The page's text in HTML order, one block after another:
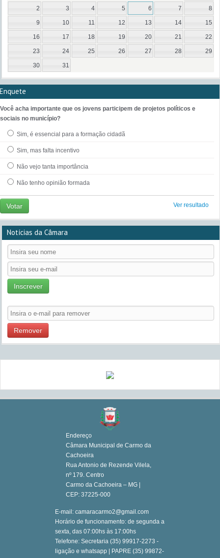
2 3 4 5 6 7 8
9 10 11 12 13 14 15
16 17 18 19 20 21 22
23 24 25 26 27 28 29
30 31
Enquete
Você acha importante que os jovens participem de projetos políticos e
sociais no município?
Sim, é essencial para a formação cidadã
Sim, mas falta incentivo
Não vejo tanta importância
Não tenho opinião formada
Votar Ver resultado
Notícias da Câmara
Inscrever
Remover
Endereço
Câmara Municipal de Carmo da
Cachoeira
Rua Antonio de Rezende Vilela,
nº 179. Centro
Carmo da Cachoeira – MG |
CEP: 37225-000
E-mail: camaracarmo2@gmail.com
Horário de funcionamento: de segunda a
sexta, das 07:00hs às 17:00hs
Telefone: Secretaria (35) 99917-2273 -
ligação e whatsapp | PAPRE (35) 99872-